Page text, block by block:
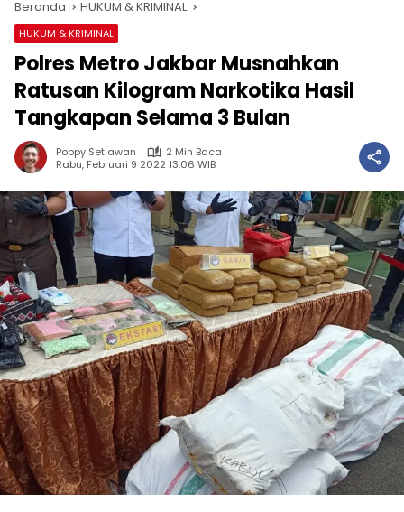
Beranda HUKUM & KRIMINAL
HUKUM & KRIMINAL
Polres Metro Jakbar Musnahkan
Ratusan Kilogram Narkotika Hasil
Tangkapan Selama 3 Bulan
Poppy Setiawan
2 Min Baca
Rabu, Februari 9 2022 13:06 WIB